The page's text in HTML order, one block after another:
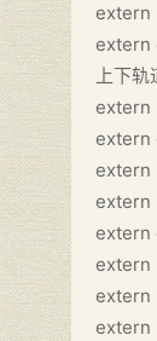
extern
extern
上下
extern
extern
extern
extern
extern
extern
extern
extern